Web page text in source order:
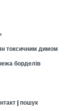
токсичним димом
борделів
| пошук